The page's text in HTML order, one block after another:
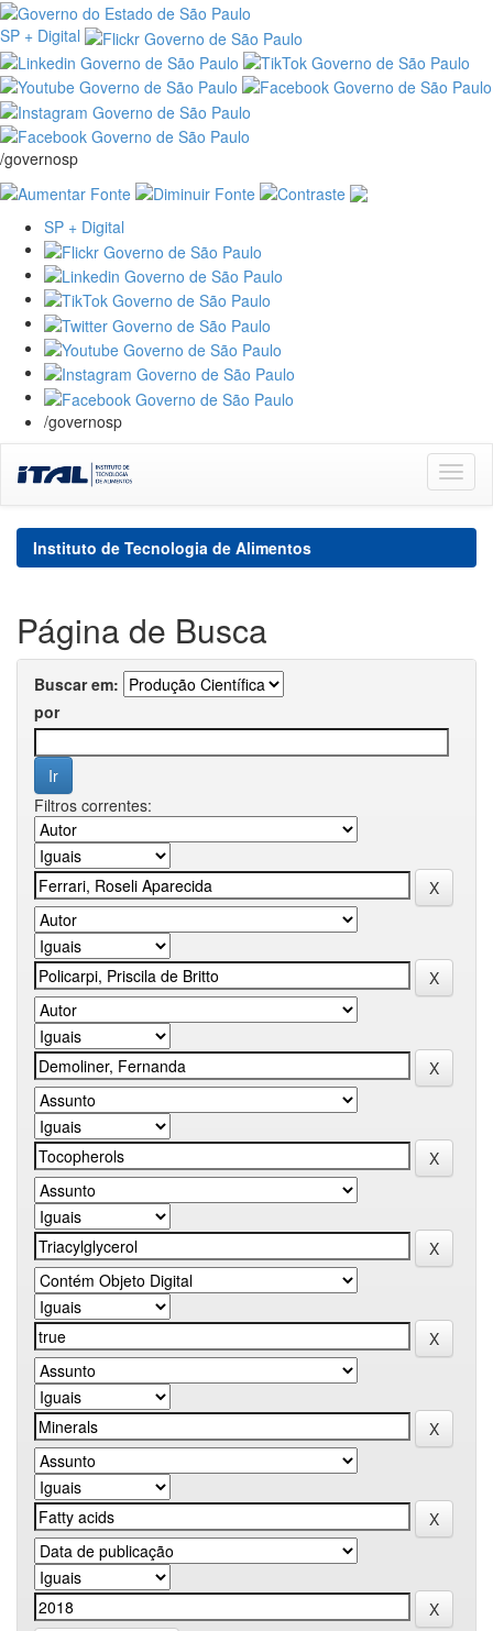
SP + Digital
/governosp
SP + Digital
/governosp
navigation
Instituto de Tecnologia de Alimentos
Página de Busca
Buscar em:
por
Filtros correntes: